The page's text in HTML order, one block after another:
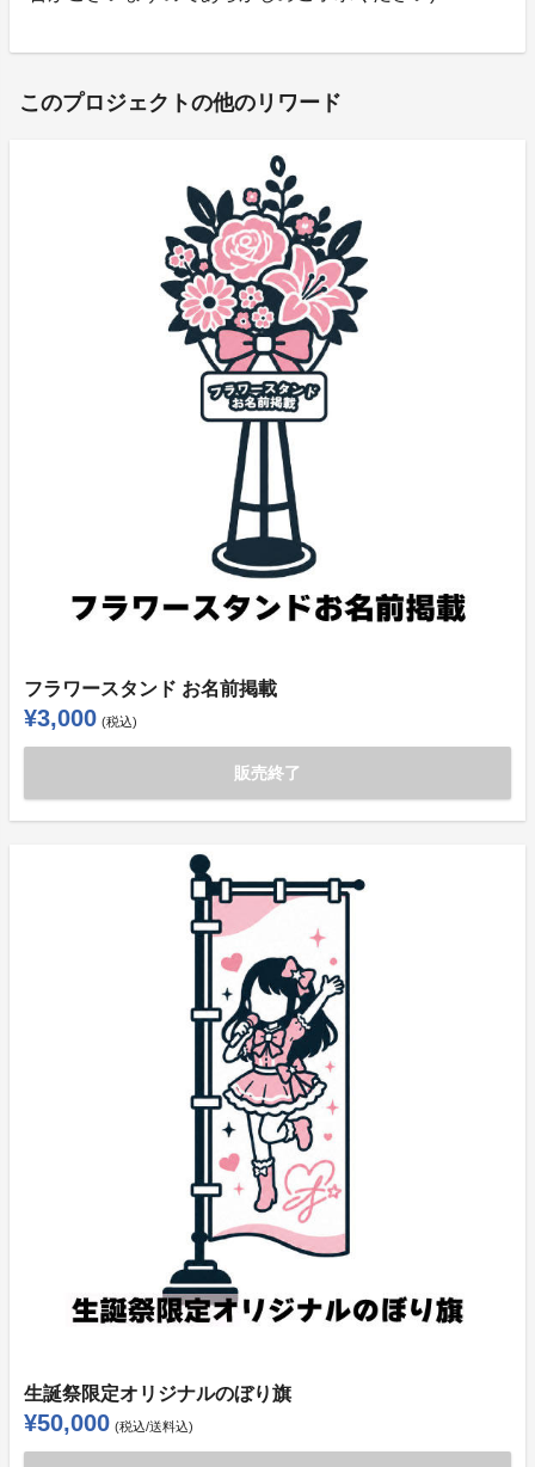
このプロジェクトの他のリワード
フラワースタンド お名前掲載
¥3,000 (税込)
販売終了
生誕祭限定オリジナルのぼり旗
¥50,000 (税込/送料込)